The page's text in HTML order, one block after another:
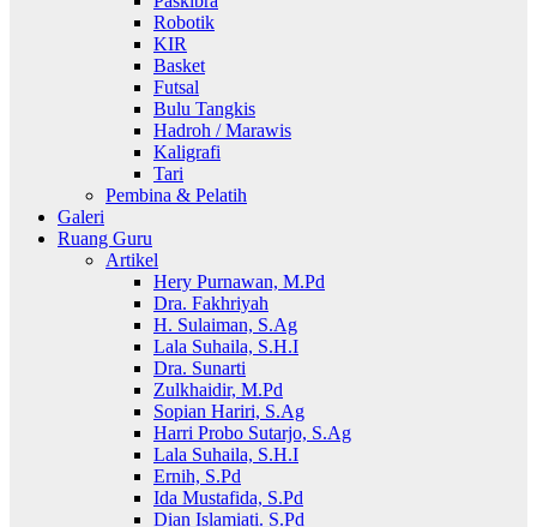
Robotik
KIR
Basket
Futsal
Bulu Tangkis
Hadroh / Marawis
Kaligrafi
Tari
Pembina & Pelatih
Galeri
Ruang Guru
Artikel
Hery Purnawan, M.Pd
Dra. Fakhriyah
H. Sulaiman, S.Ag
Lala Suhaila, S.H.I
Dra. Sunarti
Zulkhaidir, M.Pd
Sopian Hariri, S.Ag
Harri Probo Sutarjo, S.Ag
Lala Suhaila, S.H.I
Ernih, S.Pd
Ida Mustafida, S.Pd
Dian Islamiati. S.Pd